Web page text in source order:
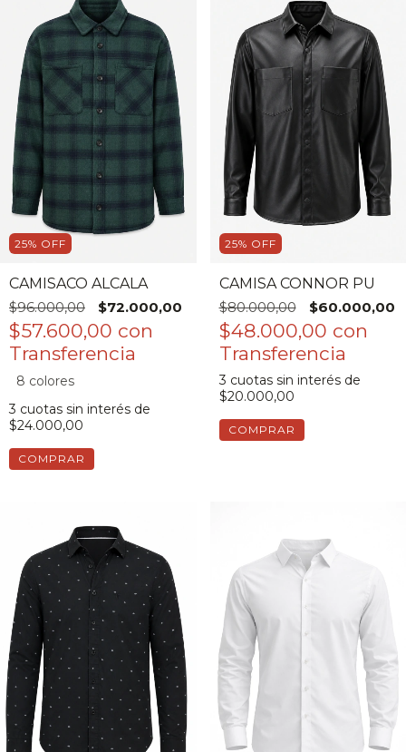
25% OFF
CAMISACO ALCALA
$96.000,00
$72.000,00
$57.600,00 con
8 colores
3 cuotas sin interés de
$24.000,00
COMPRAR
25% OFF
CAMISA CONNOR PU
$80.000,00
$60.000,00
$48.000,00 con
3 cuotas sin interés de
$20.000,00
COMPRAR